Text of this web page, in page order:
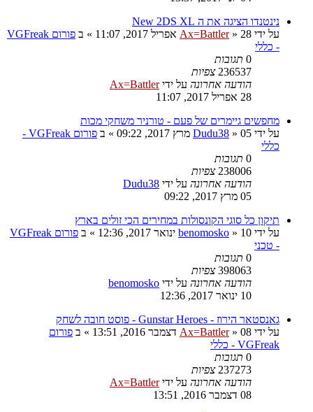
נינטנדו הציגה את ה New 2DS XL
על ידי
Ax=Battler» 28 אפריל 2017, 11:07 » ב
פורום VGFreak
- כללי
0 תגובות
236537 צפיות
הודעה אחרונה על ידיAx=Battler
28 אפריל 2017, 11:07
מחפשים גיימרים של פעם - טורניר משחקי מכות
על ידי
Dudu38 » 05 מרץ 2017, 09:22 » ב
פורום VGFreak -
כללי
0 תגובות
238006 צפיות
הודעה אחרונה על ידי Dudu38
05 מרץ 2017, 09:22
תיקון כל סוגי הקונסולות במחירים הכי זולים בארץ
על ידי
benomosko » 10 ינואר 2017, 12:36 » ב
פורום VGFreak
- טכני
0 תגובות
398063 צפיות
הודעה אחרונה על ידי benomosko
10 ינואר 2017, 12:36
גאנסטאר הירוז - Gunstar Heroes - פוסט חובה לשחק
על ידי
Ax=Battler» 08 דצמבר 2016, 13:51 » ב פורום
VGFreak - כללי
0 תגובות
237273 צפיות
הודעה אחרונה על ידיAx=Battler
08 דצמבר 2016, 13:51